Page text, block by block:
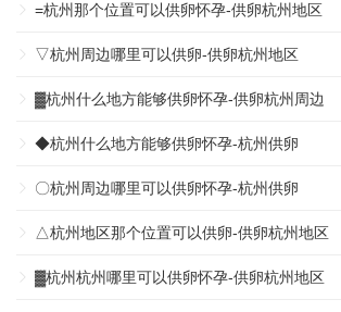
=杭州那个位置可以供卵怀孕-供卵杭州地区
▽杭州周边哪里可以供卵-供卵杭州地区
▓杭州什么地方能够供卵怀孕-供卵杭州周边
◆杭州什么地方能够供卵怀孕-杭州供卵
〇杭州周边哪里可以供卵怀孕-杭州供卵
△杭州地区那个位置可以供卵-供卵杭州地区
▓杭州杭州哪里可以供卵怀孕-供卵杭州地区